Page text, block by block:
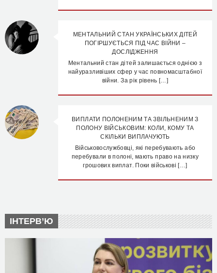
МЕНТАЛЬНИЙ СТАН УКРАЇНСЬКИХ ДІТЕЙ
ПОГІРШУЄТЬСЯ ПІД ЧАС ВІЙНИ –
ДОСЛІДЖЕННЯ
Ментальний стан дітей залишається однією з
найуразливіших сфер у час повномасштабної
війни. За рік рівень […]
ВИПЛАТИ ПОЛОНЕНИМ ТА ЗВІЛЬНЕНИМ З
ПОЛОНУ ВІЙСЬКОВИМ: КОЛИ, КОМУ ТА
СКІЛЬКИ ВИПЛАЧУЮТЬ
Військовослужбовці, які перебувають або
перебували в полоні, мають право на низку
грошових виплат. Поки військові […]
ІНТЕРВ’Ю